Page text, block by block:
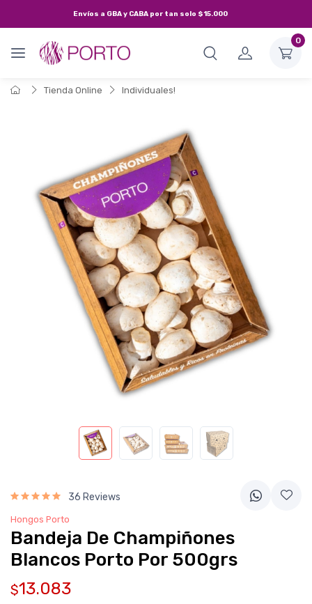
Envíos a GBA y CABA por tan solo $15.000
0
Tienda Online Individuales!
36 Reviews
Hongos Porto
Bandeja De Champiñones
Blancos Porto Por 500grs
$13.083